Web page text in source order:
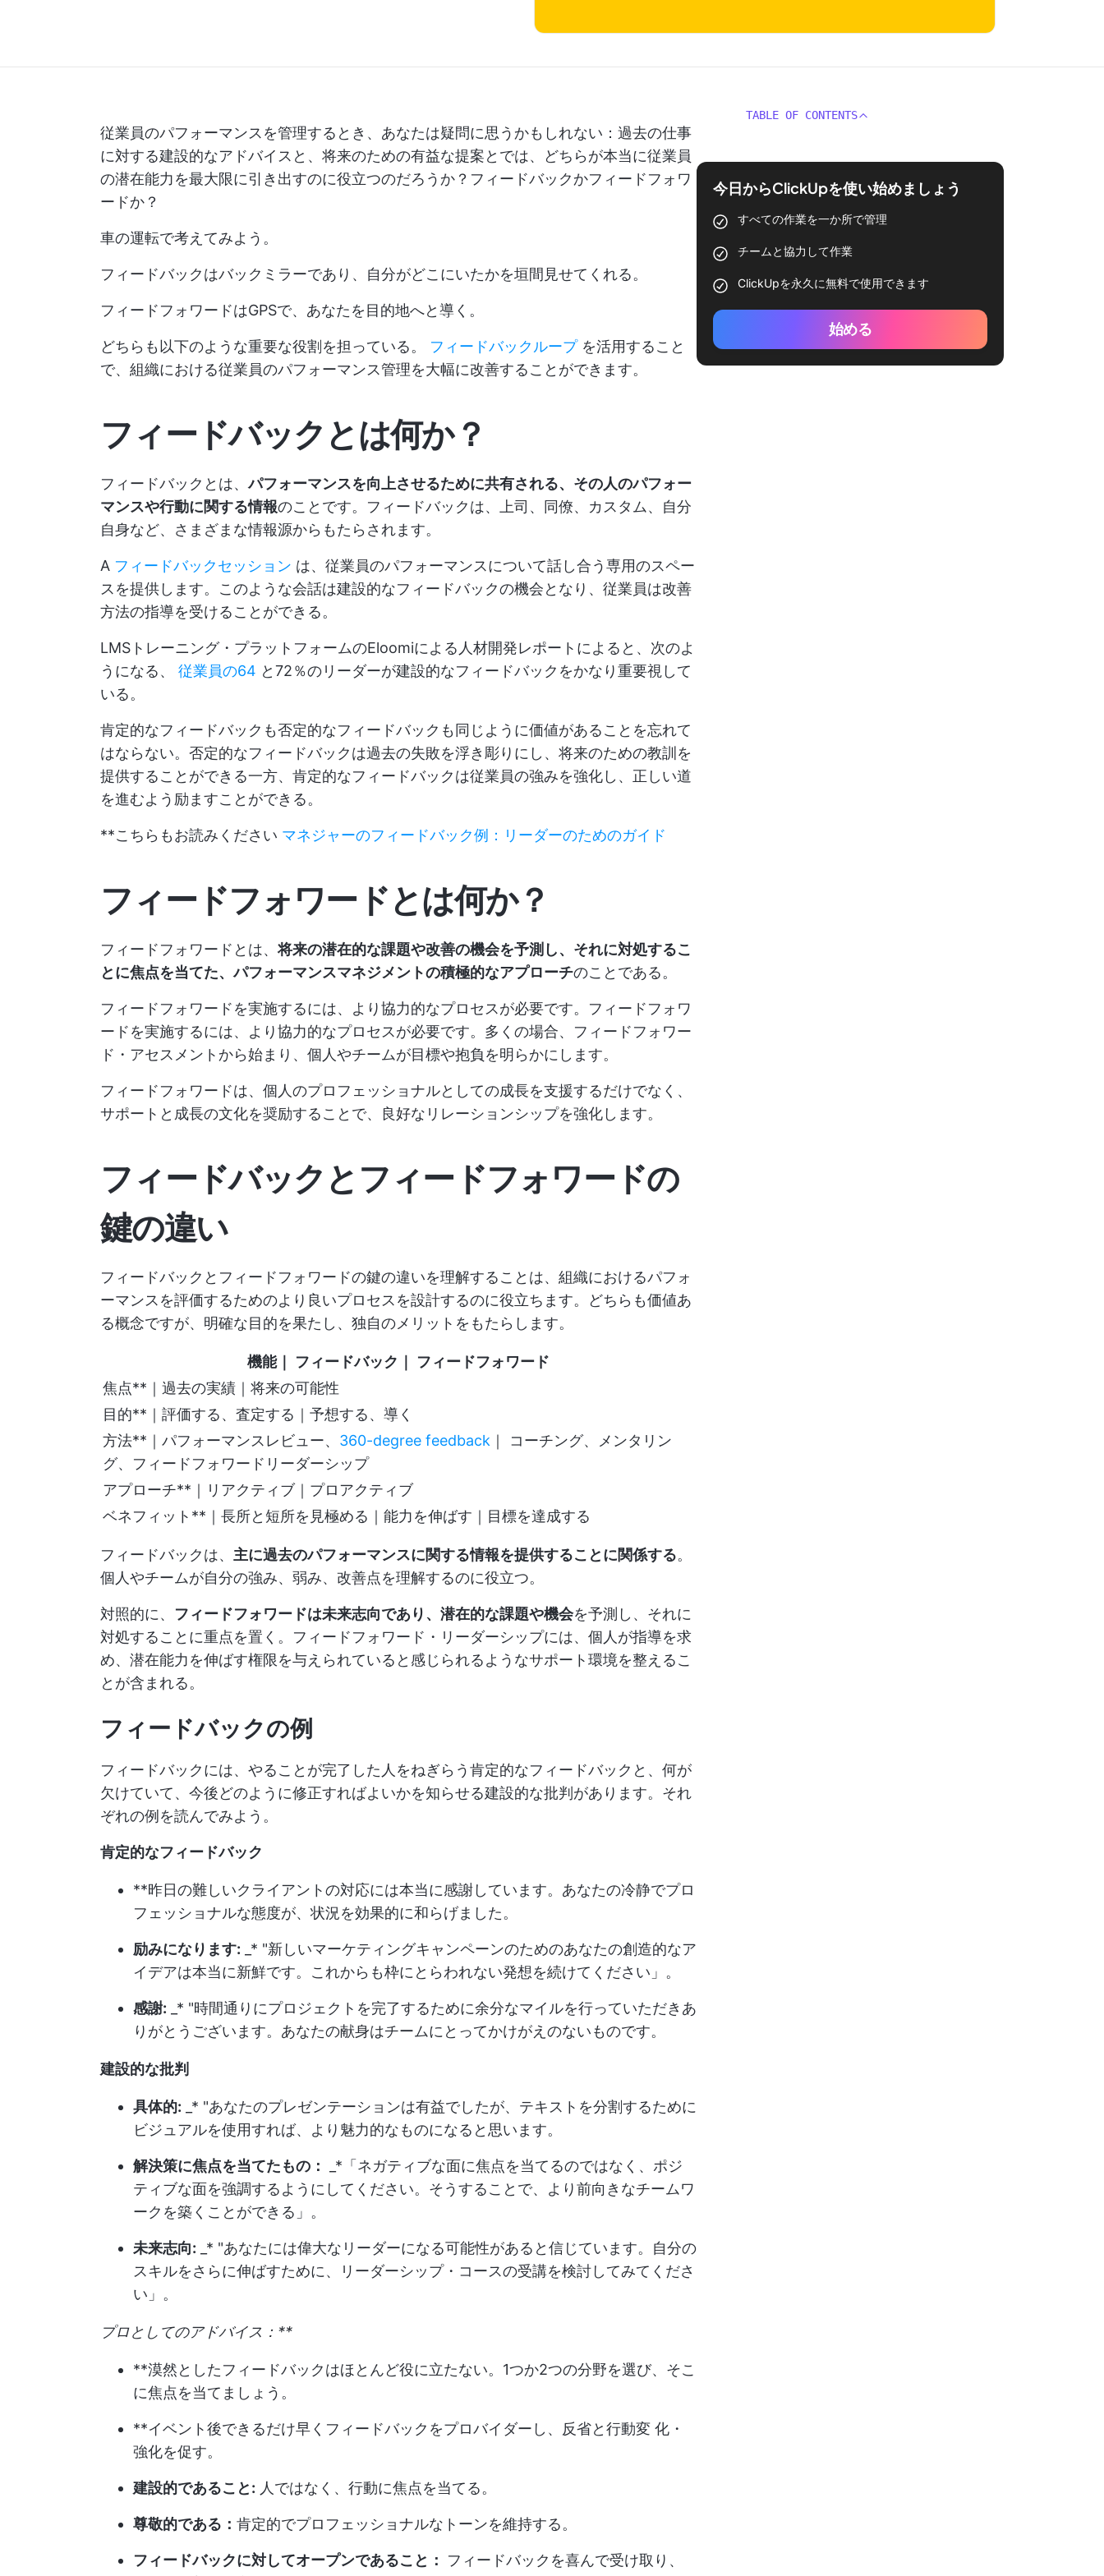
従業員のパフォーマンスを管理するとき、あなたは疑問に思うかもしれない：過去の仕事
に対する建設的なアドバイスと、将来のための有益な提案とでは、どちらが本当に従業員
の潜在能力を最大限に引き出すのに役立つのだろうか？フィードバックかフィードフォワ
ードか？
車の運転で考えてみよう。
フィードバックはバックミラーであり、自分がどこにいたかを垣間見せてくれる。
フィードフォワードはGPSで、あなたを目的地へと導く。
どちらも以下のような重要な役割を担っている。 フィードバックループを活用すること
で、組織における従業員のパフォーマンス管理を大幅に改善することができます。
フィードバックとは何か？
フィードバックとは、パフォーマンスを向上させるために共有される、その人のパフォー
マンスや行動に関する情報のことです。フィードバックは、上司、同僚、カスタム、自分
自身など、さまざまな情報源からもたらされます。
A フィードバックセッション は、従業員のパフォーマンスについて話し合う専用のスペー
スを提供します。このような会話は建設的なフィードバックの機会となり、従業員は改善
方法の指導を受けることができる。
LMSトレーニング・プラットフォームのEloomiによる人材開発レポートによると、次のよ
うになる、 従業員の64 と72％のリーダーが建設的なフィードバックをかなり重要視して
いる。
肯定的なフィードバックも否定的なフィードバックも同じように価値があることを忘れて
はならない。否定的なフィードバックは過去の失敗を浮き彫りにし、将来のための教訓を
提供することができる一方、肯定的なフィードバックは従業員の強みを強化し、正しい道
を進むよう励ますことができる。
**こちらもお読みください マネジャーのフィードバック例：リーダーのためのガイド
フィードフォワードとは何か？
フィードフォワードとは、 将来の潜在的な課題や改善の機会を予測し、それに対処するこ
とに焦点を当てた、パフォーマンスマネジメントの積極的なアプローチのことである。
フィードフォワードを実施するには、より協力的なプロセスが必要です。フィードフォワ
ードを実施するには、より協力的なプロセスが必要です。多くの場合、フィードフォワー
ド・アセスメントから始まり、個人やチームが目標や抱負を明らかにします。
フィードフォワードは、個人のプロフェッショナルとしての成長を支援するだけでなく、
サポートと成長の文化を奨励することで、良好なリレーションシップを強化します。
フィードバックとフィードフォワードの
鍵の違い
フィードバックとフィードフォワードの鍵の違いを理解することは、組織におけるパフォ
ーマンスを評価するためのより良いプロセスを設計するのに役立ちます。どちらも価値あ
る概念ですが、明確な目的を果たし、独自のメリットをもたらします。
機能｜ フィードバック
フィードフォワード
焦点**｜過去の実績｜将来の可能性
目的**｜評価する、査定する｜予想する、導く
方法**｜パフォーマンスレビュー、 360-degree feedback ｜ コーチング、メンタリン
グ、フィードフォワードリーダーシップ
アプローチ**｜リアクティブ｜プロアクティブ
ベネフィット**｜長所と短所を見極める｜能力を伸ばす｜目標を達成する
フィードバックは、 主に過去のパフォーマンスに関する情報を提供することに関係する。
個人やチームが自分の強み、弱み、改善点を理解するのに役立つ。
対照的に、 フィードフォワードは未来志向であり、潜在的な課題や機会を予測し、それに
対処することに重点を置く。フィードフォワード・リーダーシップには、個人が指導を求
め、潜在能力を伸ばす権限を与えられていると感じられるようなサポート環境を整えるこ
とが含まれる。
フィードバックの例
フィードバックには、やることが完了した人をねぎらう肯定的なフィードバックと、何が
欠けていて、今後どのように修正すればよいかを知らせる建設的な批判があります。それ
ぞれの例を読んでみよう。
肯定的なフィードバック
**昨日の難しいクライアントの対応には本当に感謝しています。あなたの冷静でプロ
フェッショナルな態度が、状況を効果的に和らげました。
励みになります: _* "新しいマーケティングキャンペーンのためのあなたの創造的なア
イデアは本当に新鮮です。これからも枠にとらわれない発想を続けてください」。
感謝: _* "時間通りにプロジェクトを完了するために余分なマイルを行っていただきあ
りがとうございます。あなたの献身はチームにとってかけがえのないものです。
建設的な批判
具体的: _* "あなたのプレゼンテーションは有益でしたが、テキストを分割するために
ビジュアルを使用すれば、より魅力的なものになると思います。
解決策に焦点を当てたもの：
_*「ネガティブな面に焦点を当てるのではなく、ポジ
ティブな面を強調するようにしてください。そうすることで、より前向きなチームワ
ークを築くことができる」。
未来志向: _* "あなたには偉大なリーダーになる可能性があると信じています。自分の
スキルをさらに伸ばすために、リーダーシップ・コースの受講を検討してみてくださ
い」。
プロとしてのアドバイス：**
**漠然としたフィードバックはほとんど役に立たない。1つか2つの分野を選び、そこ
に焦点を当てましょう。
**イベント後できるだけ早くフィードバックをプロバイダーし、反省と行動変 化・
強化を促す。
建設的であること: 人ではなく、行動に焦点を当てる。
尊敬的である： 肯定的でプロフェッショナルなトーンを維持する。
フィードバックに対してオープンであること： フィードバックを喜んで受け取り、
TABLE OF CONTENTS
今日からClickUpを使い始めましょう
すべての作業を一か所で管理
チームと協力して作業
ClickUpを永久に無料で使用できます
始める